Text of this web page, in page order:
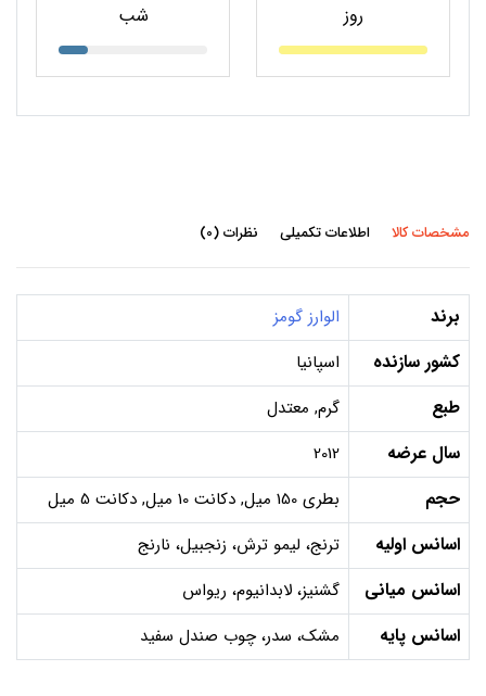
روز شب
مشخصات کالا اطلاعات تکمیلی نظرات (0)
برند الوارز گومز
کشور سازنده اسپانیا
طبع گرم, معتدل
سال عرضه 2012
حجم بطری 150 میل, دکانت 10 میل, دکانت 5 میل
اسانس اولیه ترنج، لیمو ترش، زنجبیل، نارنج
اسانس میانی گشنیز، لابدانیوم، ریواس
اسانس پایه مشک، سدر، چوب صندل سفید